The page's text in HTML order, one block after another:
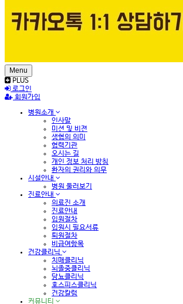
Menu
PLUS
로그인
회원가입
병원소개
인사말
미션 및 비젼
생협의 의미
협력기관
오시는 길
개인 정보 처리 방침
환자의 권리와 의무
시설안내
병원 둘러보기
진료안내
의료진 소개
진료안내
입원절차
입원시 필요서류
퇴원절차
비급여항목
건강클리닉
치매클리닉
뇌졸중클리닉
당뇨클리닉
호스피스클리닉
건강칼럼
커뮤니티